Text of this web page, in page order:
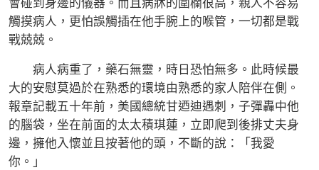
會碰到身邊的儀器。而且病牀的圍欄很高，親人不容易
觸摸病人，更怕誤觸插在他手腕上的喉管，一切都是戰
戰兢兢。
病人病重了，藥石無靈，時日恐怕無多。此時候最
大的安慰莫過於在熟悉的環境由熟悉的家人陪伴在側。
報章記載五十年前，美國總統甘迺迪遇刺，子彈轟中他
的腦袋，坐在前面的太太積琪蓮，立即爬到後排丈夫身
邊，擁他入懷並且按著他的頭，不斷的說：「我愛
你。」